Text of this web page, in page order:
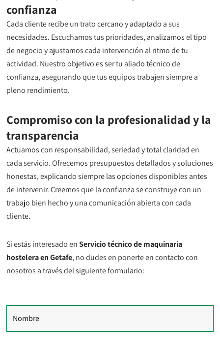
confianza
Cada cliente recibe un trato cercano y adaptado a sus
necesidades. Escuchamos tus prioridades, analizamos el tipo
de negocio y ajustamos cada intervención al ritmo de tu
actividad. Nuestro objetivo es ser tu aliado técnico de
confianza, asegurando que tus equipos trabajen siempre a
pleno rendimiento.
Compromiso con la profesionalidad y la
transparencia
Actuamos con responsabilidad, seriedad y total claridad en
cada servicio. Ofrecemos presupuestos detallados y soluciones
honestas, explicando siempre las opciones disponibles antes
de intervenir. Creemos que la confianza se construye con un
trabajo bien hecho y una comunicación abierta con cada
cliente.
Si estás interesado enServicio técnico de maquinaria
hostelera en Getafe, no dudes en ponerte en contacto con
nosotros a través del siguiente formulario: